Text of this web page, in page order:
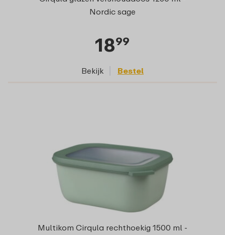
Nordic sage
1899
Bekijk Bestel
Multikom Cirqula rechthoekig 1500 ml -